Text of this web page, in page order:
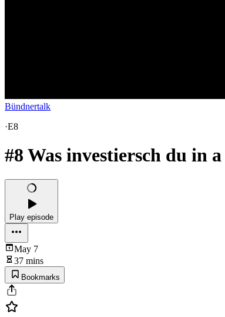
Bündnertalk
·E8
#8 Was investiersch du in
Play episode
May 7
37 mins
Bookmarks